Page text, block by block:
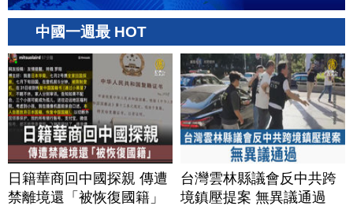
中國一週最 HOT
日籍華商回中國探親 傳遭
禁離境還「被恢復國籍」
台灣雲林縣議會反中共跨
境鎮壓提案 無異議通過